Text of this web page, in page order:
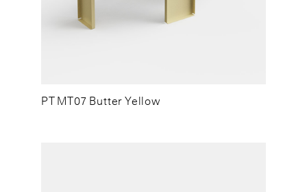
PT MT07 Butter Yellow